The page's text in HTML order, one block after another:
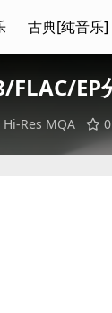
古典[纯音乐]
FLAC/
Hi-Res MQA 0